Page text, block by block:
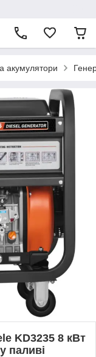
акумулятори
KD3235 8 кВт
паливі